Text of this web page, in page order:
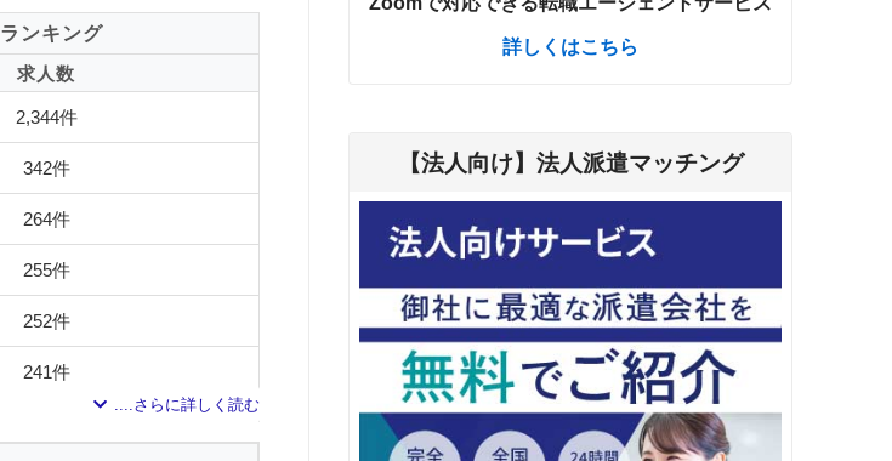
ンキング
求人数
2,344件
342件
264件
255件
252件
241件
詳しくはこちら
【法人向け】法人派遣マッチング